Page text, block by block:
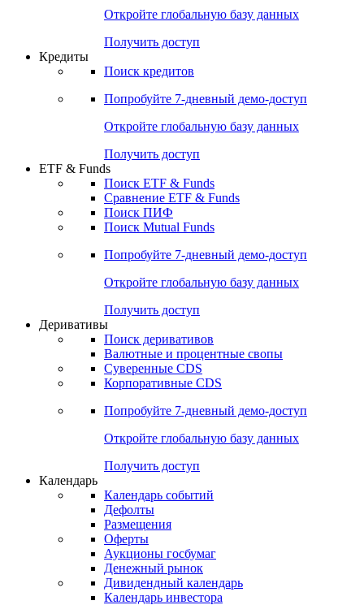
Откройте глобальную базу данных
Получить доступ
Кредиты
Поиск кредитов
Попробуйте 7-дневный демо-доступ
Откройте глобальную базу данных
Получить доступ
ETF & Funds
Поиск ETF & Funds
Сравнение ETF & Funds
Поиск ПИФ
Поиск Mutual Funds
Попробуйте 7-дневный демо-доступ
Откройте глобальную базу данных
Получить доступ
Деривативы
Поиск деривативов
Валютные и процентные свопы
Суверенные CDS
Корпоративные CDS
Попробуйте 7-дневный демо-доступ
Откройте глобальную базу данных
Получить доступ
Календарь
Календарь событий
Дефолты
Размещения
Оферты
Аукционы госбумаг
Денежный рынок
Дивидендный календарь
Календарь инвестора